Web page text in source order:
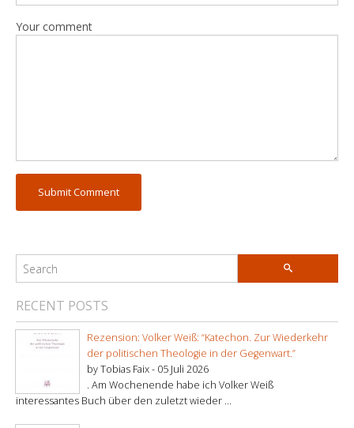
Your comment
RECENT POSTS
Rezension: Volker Weiß: “Katechon. Zur Wiederkehr
der politischen Theologie in der Gegenwart.”
by Tobias Faix - 05 Juli 2026
. Am Wochenende habe ich Volker Weiß
interessantes Buch über den zuletzt wieder ...